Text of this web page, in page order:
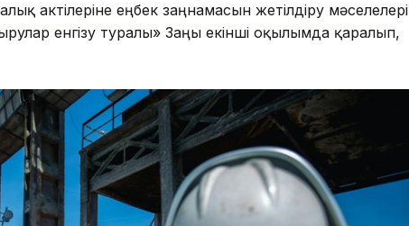
актілеріне еңбек заңнамасын жетілдіру мәселелері
енгізу туралы» Заңы екінші оқылымда қаралып,